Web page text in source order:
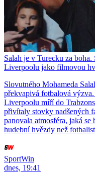
Salah je v Turecku za
Liverpoolu jako filmovou
Slovutného Mohameda
překvapivá fotbalová
Liverpoolu míří do
přivítaly stovky nadšených
panovala atmosféra, jaká
hudební hvězdy než
SportWin
dnes, 19:41